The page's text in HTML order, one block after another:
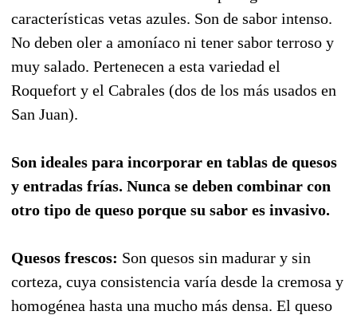
características vetas azules. Son de sabor intenso.
No deben oler a amoníaco ni tener sabor terroso y
muy salado. Pertenecen a esta variedad el
Roquefort y el Cabrales (dos de los más usados en
San Juan).
Son ideales para incorporar en tablas de quesos
y entradas frías. Nunca se deben combinar con
otro tipo de queso porque su sabor es invasivo.
Quesos frescos: Son quesos sin madurar y sin
corteza, cuya consistencia varía desde la cremosa y
homogénea hasta una mucho más densa. El queso